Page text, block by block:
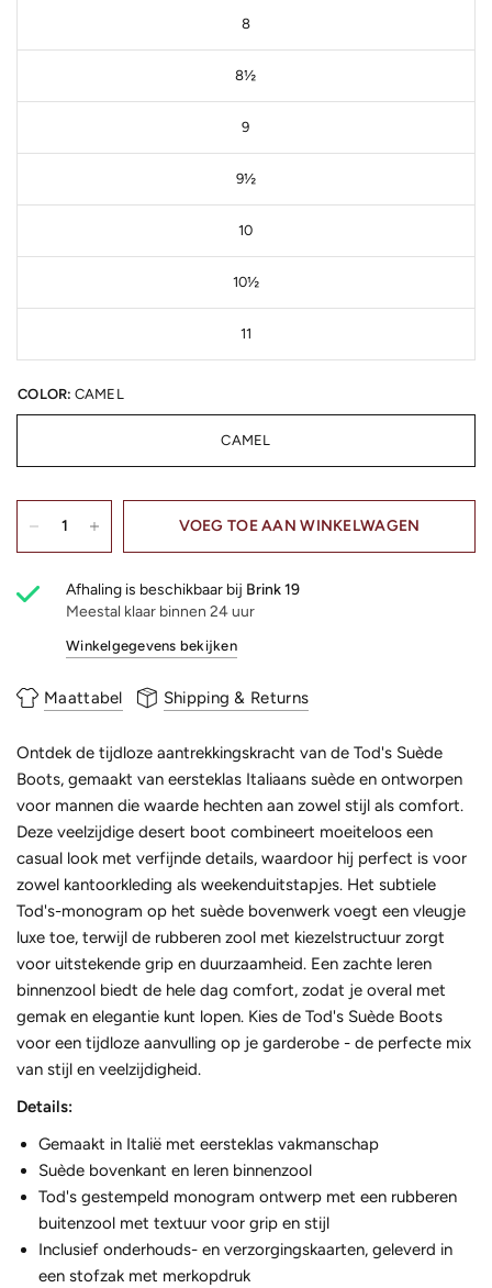
8
8½
9
9½
10
10½
11
COLOR: CAMEL
CAMEL
VOEG TOE AAN WINKELWAGEN
Afhaling is beschikbaar bij Brink 19
Meestal klaar binnen 24 uur
Winkelgegevens bekijken
Maattabel Shipping & Returns
Ontdek de tijdloze aantrekkingskracht van de Tod's Suède
Boots, gemaakt van eersteklas Italiaans suède en ontworpen
voor mannen die waarde hechten aan zowel stijl als comfort.
Deze veelzijdige desert boot combineert moeiteloos een
casual look met verfijnde details, waardoor hij perfect is voor
zowel kantoorkleding als weekenduitstapjes. Het subtiele
Tod's-monogram op het suède bovenwerk voegt een vleugje
luxe toe, terwijl de rubberen zool met kiezelstructuur zorgt
voor uitstekende grip en duurzaamheid. Een zachte leren
binnenzool biedt de hele dag comfort, zodat je overal met
gemak en elegantie kunt lopen. Kies de Tod's Suède Boots
voor een tijdloze aanvulling op je garderobe - de perfecte mix
van stijl en veelzijdigheid.
Details:
Gemaakt in Italië met eersteklas vakmanschap
Suède bovenkant en leren binnenzool
Tod's gestempeld monogram ontwerp met een rubberen
buitenzool met textuur voor grip en stijl
Inclusief onderhouds- en verzorgingskaarten, geleverd in
een stofzak met merkopdruk